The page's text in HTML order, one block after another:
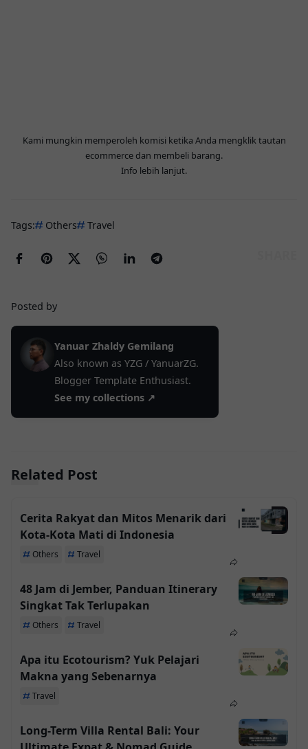
Kami mungkin memperoleh komisi ketika Anda mengklik tautan
ecommerce dan membeli barang.
Info lebih lanjut.
Tags: Others Travel
Posted by
Yanuar Zhaldy Gemilang
Also known as YZG / YanuarZG.
Blogger Template Enthusiast.
See my collections ↗
Related Post
Cerita Rakyat dan Mitos Menarik dari
Kota-Kota Mati di Indonesia
Others Travel
48 Jam di Jember, Panduan Itinerary
Singkat Tak Terlupakan
Others Travel
Apa itu Ecotourism? Yuk Pelajari
Makna yang Sebenarnya
Travel
Long-Term Villa Rental Bali: Your